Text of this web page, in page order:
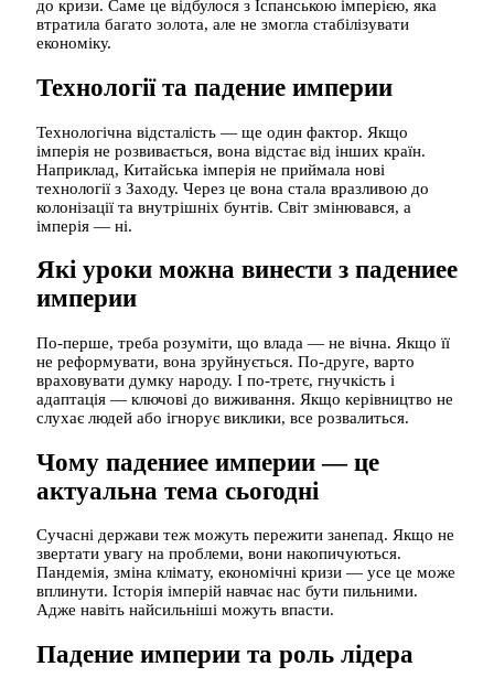
до кризи. Саме це відбулося з Іспанською імперією, яка
втратила багато золота, але не змогла стабілізувати
економіку.
Технології та падение империи
Технологічна відсталість — ще один фактор. Якщо
імперія не розвивається, вона відстає від інших країн.
Наприклад, Китайська імперія не приймала нові
технології з Заходу. Через це вона стала вразливою до
колонізації та внутрішніх бунтів. Світ змінювався, а
імперія — ні.
Які уроки можна винести з падениее
империи
По-перше, треба розуміти, що влада — не вічна. Якщо її
не реформувати, вона зруйнується. По-друге, варто
враховувати думку народу. І по-третє, гнучкість і
адаптація — ключові до виживання. Якщо керівництво не
слухає людей або ігнорує виклики, все розвалиться.
Чому падениее империи — це
актуальна тема сьогодні
Сучасні держави теж можуть пережити занепад. Якщо не
звертати увагу на проблеми, вони накопичуються.
Пандемія, зміна клімату, економічні кризи — усе це може
вплинути. Історія імперій навчає нас бути пильними.
Адже навіть найсильніші можуть впасти.
Падение империи та роль лідера